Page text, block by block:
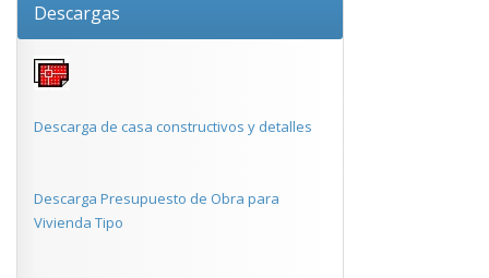
Descargas
Descarga de casa constructivos y detalles
Descarga Presupuesto de Obra para
Vivienda Tipo